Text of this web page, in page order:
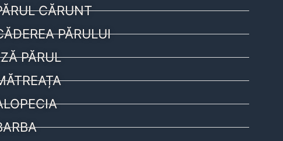
CĂRUNT
PĂRULUI
PĂRUL